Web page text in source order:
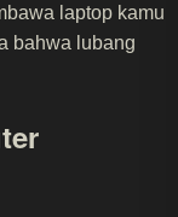
laptop kamu
bahwa lubang